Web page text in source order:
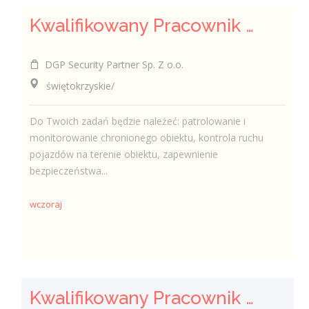
Kwalifikowany Pracownik / Kwalifikowana Pracowniczka Ochrony
DGP Security Partner Sp. Z o.o.
świętokrzyskie/
Do Twoich zadań będzie należeć: patrolowanie i
monitorowanie chronionego obiektu, kontrola ruchu
pojazdów na terenie obiektu, zapewnienie
bezpieczeństwa...
wczoraj
Kwalifikowany Pracownik / Kwalifikowana Pracowniczka Ochrony